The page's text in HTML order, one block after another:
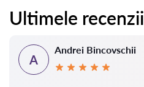
Ultimele recenzii
A
Andrei Bincovschii